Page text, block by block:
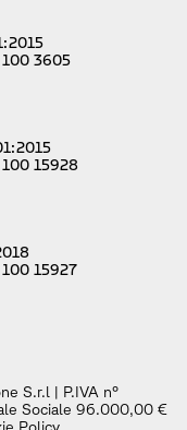
3605
15928
15927
S.r.l | P.IVA n°
Sociale 96.000,00 €